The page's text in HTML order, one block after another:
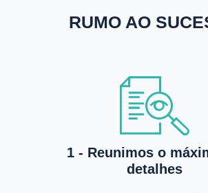
RUMO AO
1 - Reunimos o
detalhes